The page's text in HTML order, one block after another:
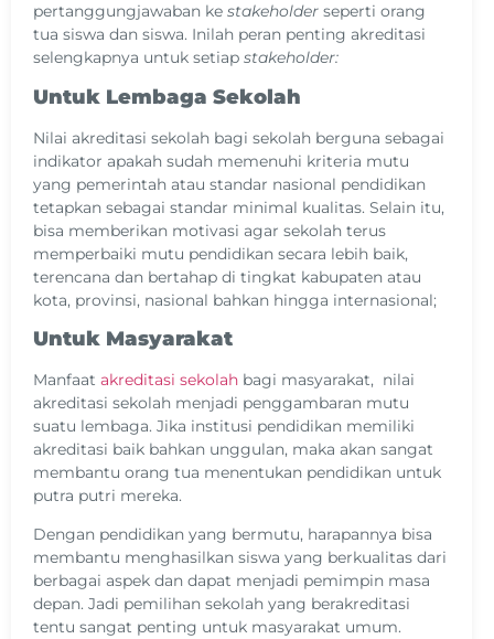
pertanggungjawaban ke stakeholder seperti orang
tua siswa dan siswa. Inilah peran penting akreditasi
selengkapnya untuk setiap stakeholder:
Untuk Lembaga Sekolah
Nilai akreditasi sekolah bagi sekolah berguna sebagai
indikator apakah sudah memenuhi kriteria mutu
yang pemerintah atau standar nasional pendidikan
tetapkan sebagai standar minimal kualitas. Selain itu,
bisa memberikan motivasi agar sekolah terus
memperbaiki mutu pendidikan secara lebih baik,
terencana dan bertahap di tingkat kabupaten atau
kota, provinsi, nasional bahkan hingga internasional;
Untuk Masyarakat
Manfaat akreditasi sekolah bagi masyarakat, nilai
akreditasi sekolah menjadi penggambaran mutu
suatu lembaga. Jika institusi pendidikan memiliki
akreditasi baik bahkan unggulan, maka akan sangat
membantu orang tua menentukan pendidikan untuk
putra putri mereka.
Dengan pendidikan yang bermutu, harapannya bisa
membantu menghasilkan siswa yang berkualitas dari
berbagai aspek dan dapat menjadi pemimpin masa
depan. Jadi pemilihan sekolah yang berakreditasi
tentu sangat penting untuk masyarakat umum.